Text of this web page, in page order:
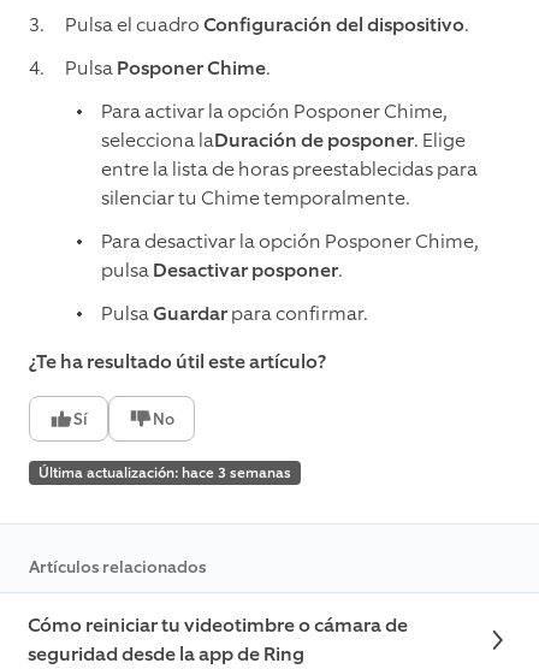
Pulsa el cuadroConfiguración del dispositivo.
PulsaPosponer Chime.
Para activar la opción Posponer Chime,
selecciona laDuración de posponer. Elige
entre la lista de horas preestablecidas para
silenciar tu Chime temporalmente.
Para desactivar la opción Posponer Chime,
pulsaDesactivar posponer.
PulsaGuardarpara confirmar.
¿Te ha resultado útil este artículo?
Sí No
Última actualización: hace 3 semanas
Artículos relacionados
Cómo reiniciar tu videotimbre o cámara de
seguridad desde la app de Ring